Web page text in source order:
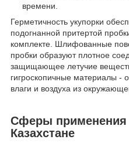
времени.
Герметичность укупорки
подогнанной притертой
комплекте. Шлифованные
пробки образуют плотное
защищающее летучие
гигроскопичные материалы -
влаги и воздуха из
Сферы применения
Казахстане